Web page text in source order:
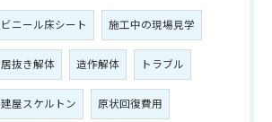
ビニール床シート 施工中の現場見学
居抜き解体 造作解体 トラブル
建屋スケルトン 原状回復費用